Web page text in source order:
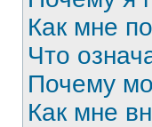
Как мне
Что
Почему
Как мне